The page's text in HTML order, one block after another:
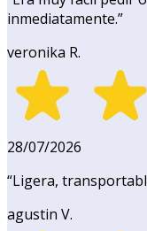
inmediatamente.”
veronika R.
28/07/2026
“Ligera,
agustin V.